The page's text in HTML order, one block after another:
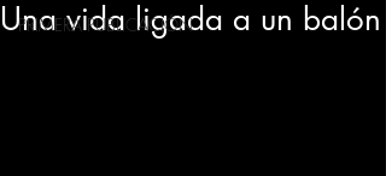
PRIMERA PUBLICACIÓN
Una vida ligada a un balón